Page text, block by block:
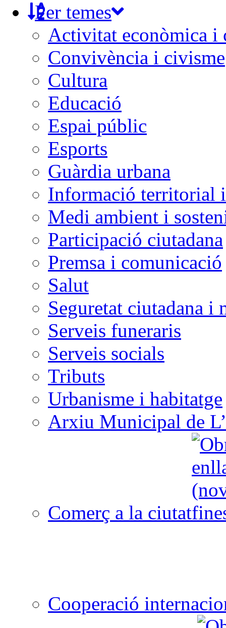
Per temes
Activitat econòmica i
Convivència i civisme
Cultura
Educació
Espai públic
Esports
Guàrdia urbana
Informació territorial
Medi ambient i
Participació ciutadana
Premsa i comunicació
Salut
Seguretat ciutadana i
Serveis funeraris
Serveis socials
Tributs
Urbanisme i habitatge
Arxiu Municipal de
Comerç a la ciutat
Cooperació